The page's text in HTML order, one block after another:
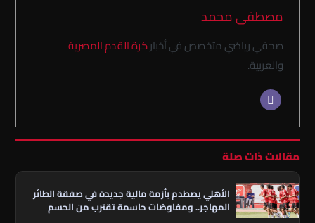
مصطفى محمد
صحفي رياضي متخصص في أخباركرة القدم المصرية
والعربية.
مقالات ذات صلة
الأهلي يصطدم بأزمة مالية جديدة في صفقة الطائر
المهاجر.. ومفاوضات حاسمة تقترب من الحسم